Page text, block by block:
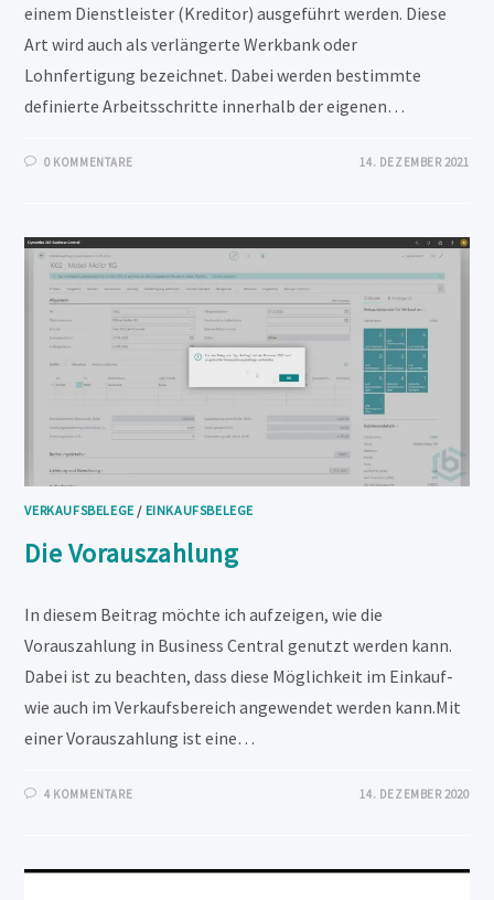
einem Dienstleister (Kreditor) ausgeführt werden. Diese
Art wird auch als verlängerte Werkbank oder
Lohnfertigung bezeichnet. Dabei werden bestimmte
definierte Arbeitsschritte innerhalb der eigenen…
0 KOMMENTARE 14. DEZEMBER 2021
VERKAUFSBELEGE / EINKAUFSBELEGE
Die Vorauszahlung
In diesem Beitrag möchte ich aufzeigen, wie die
Vorauszahlung in Business Central genutzt werden kann.
Dabei ist zu beachten, dass diese Möglichkeit im Einkauf-
wie auch im Verkaufsbereich angewendet werden kann.Mit
einer Vorauszahlung ist eine…
4 KOMMENTARE 14. DEZEMBER 2020